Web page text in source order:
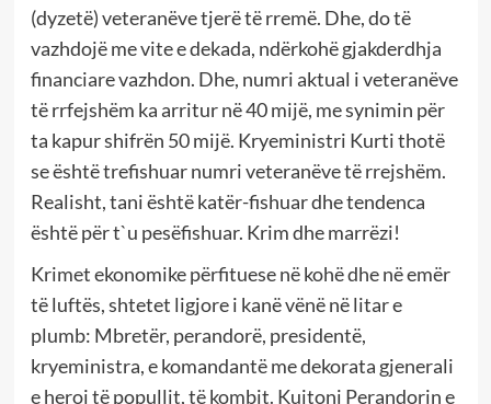
(dyzetë) veteranëve tjerë të rremë. Dhe, do të
vazhdojë me vite e dekada, ndërkohë gjakderdhja
financiare vazhdon. Dhe, numri aktual i veteranëve
të rrfejshëm ka arritur në 40 mijë, me synimin për
ta kapur shifrën 50 mijë. Kryeministri Kurti thotë
se është trefishuar numri veteranëve të rrejshëm.
Realisht, tani është katër-fishuar dhe tendenca
është për t`u pesëfishuar. Krim dhe marrëzi!
Krimet ekonomike përfituese në kohë dhe në emër
të luftës, shtetet ligjore i kanë vënë në litar e
plumb: Mbretër, perandorë, presidentë,
kryeministra, e komandantë me dekorata gjenerali
e heroi të popullit, të kombit. Kujtoni Perandorin e